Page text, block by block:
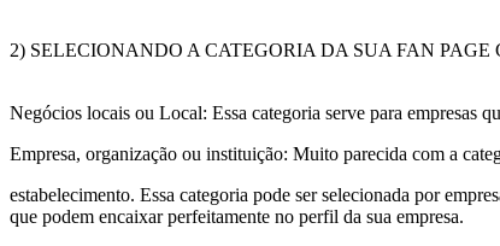
2) SELECIONANDO A CATEGORIA DA SUA FAN PAGE
Negócios locais ou Local: Essa categoria serve para empresas
Empresa, organização ou instituição: Muito parecida com a
estabelecimento. Essa categoria pode ser selecionada por
que podem encaixar perfeitamente no perfil da sua empresa.